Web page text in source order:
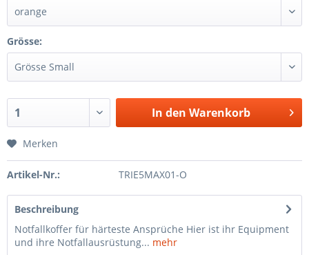
Grösse:
In den Warenkorb
Merken
Artikel-Nr.: TRIE5MAX01-O
Beschreibung
Notfallkoffer für härteste Ansprüche Hier ist ihr Equipment
und ihre Notfallausrüstung... mehr